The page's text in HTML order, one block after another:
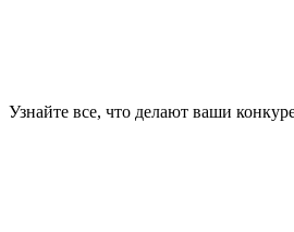
Узнайте все, что делают ваши